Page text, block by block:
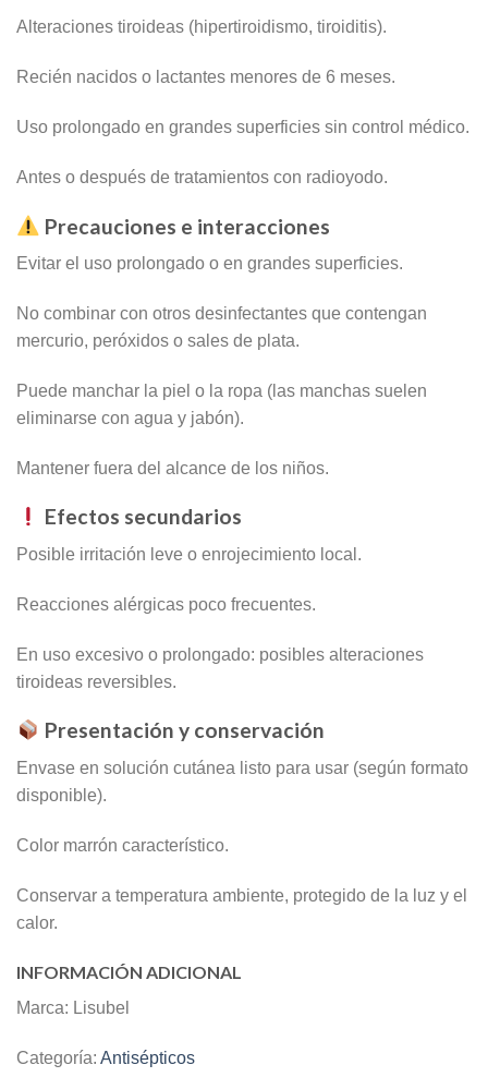
Alteraciones tiroideas (hipertiroidismo, tiroiditis).
Recién nacidos o lactantes menores de 6 meses.
Uso prolongado en grandes superficies sin control médico.
Antes o después de tratamientos con radioyodo.
Precauciones e interacciones
Evitar el uso prolongado o en grandes superficies.
No combinar con otros desinfectantes que contengan
mercurio, peróxidos o sales de plata.
Puede manchar la piel o la ropa (las manchas suelen
eliminarse con agua y jabón).
Mantener fuera del alcance de los niños.
Efectos secundarios
Posible irritación leve o enrojecimiento local.
Reacciones alérgicas poco frecuentes.
En uso excesivo o prolongado: posibles alteraciones
tiroideas reversibles.
Presentación y conservación
Envase en solución cutánea listo para usar (según formato
disponible).
Color marrón característico.
Conservar a temperatura ambiente, protegido de la luz y el
calor.
INFORMACIÓN ADICIONAL
Marca: Lisubel
Categoría: Antisépticos